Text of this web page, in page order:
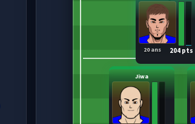
Jiwa
204 pts
20 ans